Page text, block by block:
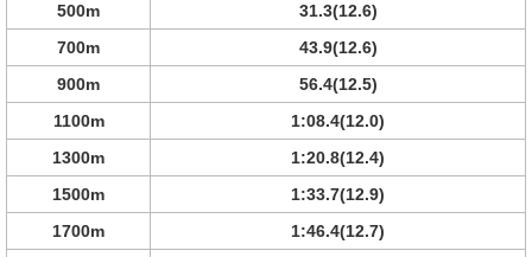
500m
31.3(12.6)
700m
43.9(12.6)
900m
56.4(12.5)
1100m
1:08.4(12.0)
1300m
1:20.8(12.4)
1500m
1:33.7(12.9)
1700m
1:46.4(12.7)